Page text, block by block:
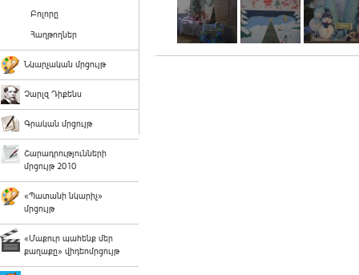
Բոլորը
Հաղթողներ
Նկարչական մրցույթ
Չարլզ Դիքենս
Գրական մրցույթ
Շարադրությունների
մրցույթ 2010
«Պատանի նկարիչ»
մրցույթ
«Մաքուր պահենք մեր
քաղաքը» վիդեոմրցույթ